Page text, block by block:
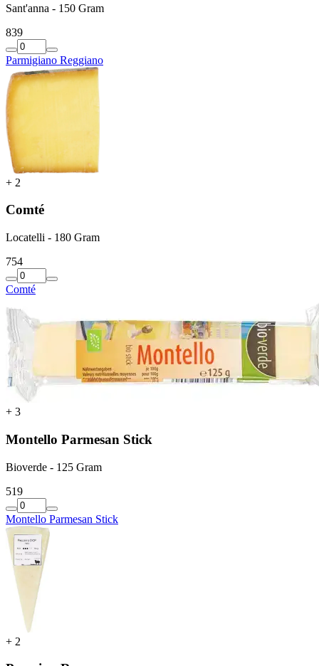
Sant'anna - 150 Gram
839
Parmigiano Reggiano
+ 2
Comté
Locatelli - 180 Gram
754
Comté
+ 3
Montello Parmesan Stick
Bioverde - 125 Gram
519
Montello Parmesan Stick
+ 2